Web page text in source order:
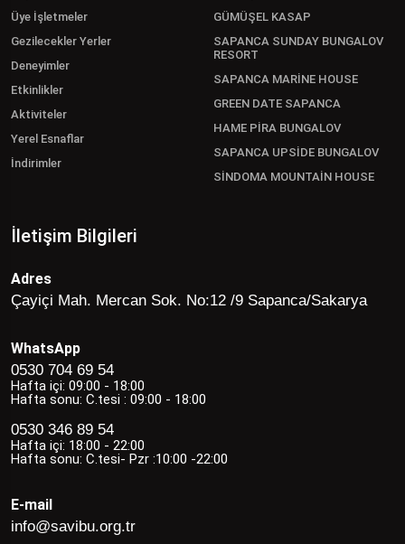
Üye İşletmeler
Gezilecekler Yerler
Deneyimler
Etkinlikler
Aktiviteler
Yerel Esnaflar
İndirimler
GÜMÜŞEL KASAP
SAPANCA SUNDAY BUNGALOV
RESORT
SAPANCA MARİNE HOUSE
GREEN DATE SAPANCA
HAME PİRA BUNGALOV
SAPANCA UPSİDE BUNGALOV
SİNDOMA MOUNTAİN HOUSE
İletişim Bilgileri
Adres
Çayiçi Mah. Mercan Sok. No:12 /9 Sapanca/Sakarya
WhatsApp
0530 704 69 54
Hafta içi: 09:00 - 18:00
Hafta sonu: C.tesi : 09:00 - 18:00
0530 346 89 54
Hafta içi: 18:00 - 22:00
Hafta sonu: C.tesi- Pzr :10:00 -22:00
E-mail
info@savibu.org.tr